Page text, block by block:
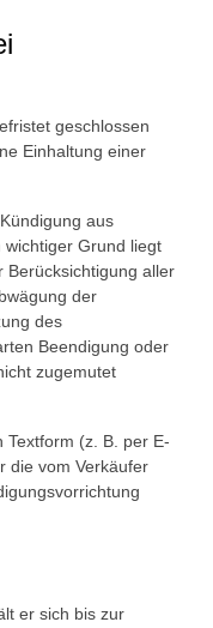
geschlossen
Einhaltung einer
aus
Grund liegt
Berücksichtigung aller
der
des
Beendigung oder
zugemutet
Textform (z. B. per E-
die vom Verkäufer
er sich bis zur